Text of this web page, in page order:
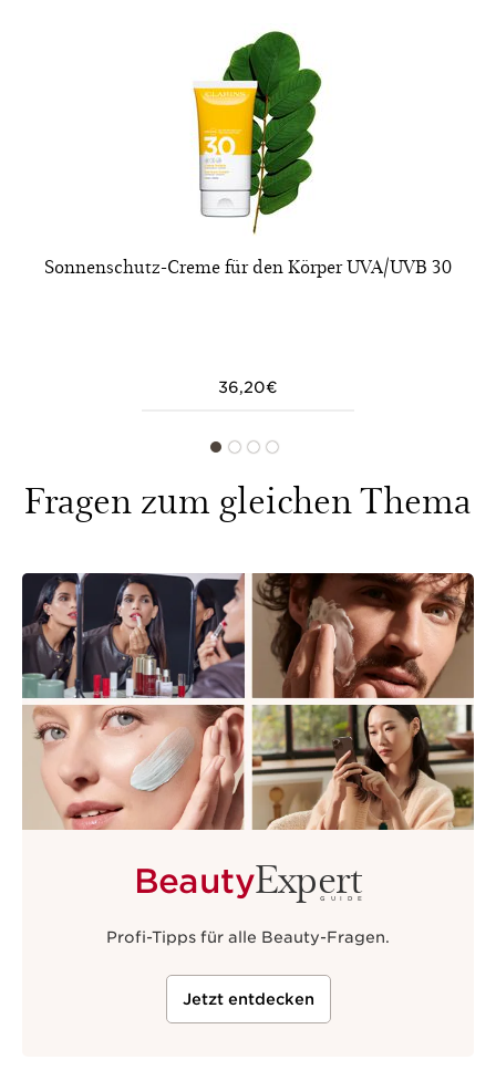
Sonnenschutz-Creme für den Körper UVA/UVB 30
36,20€
Fragen zum gleichen Thema
BeautyExpert
GUIDE
Profi-Tipps für alle Beauty-Fragen.
Jetzt entdecken